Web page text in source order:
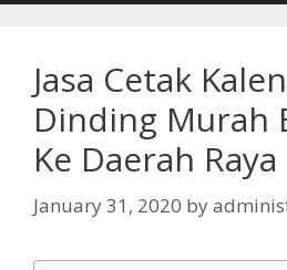
Jasa Cetak
Dinding Murah
Ke Daerah Raya
January 31, 2020 by